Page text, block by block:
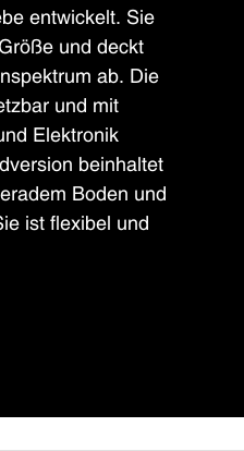
entwickelt. Sie
und deckt
ab. Die
und mit
Elektronik
beinhaltet
Boden und
ist flexibel und